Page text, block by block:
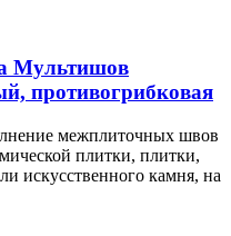
Мультишов
противогрибковая
межплиточных швов
плитки, плитки,
искусственного камня, на